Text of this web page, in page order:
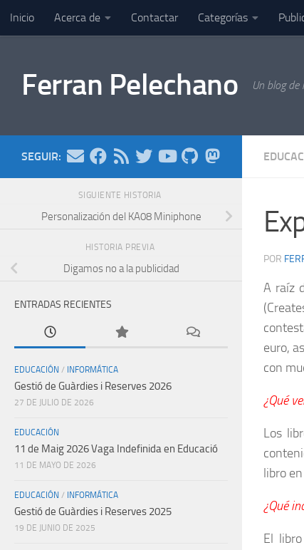
Saltar al contenido
Inicio Acerca de Contactar Categorías
Ferran Pelechano Un blog
POR
A raíz
euro,
con
¿Qué
Los
libro
¿Qué
El
SEGUIR:
SIGUIENTE HISTORIA
Personalización del KA08 Miniphone
HISTORIA PREVIA
Digamos no a la publicidad
ENTRADAS RECIENTES
EDUCACIÓN / INFORMÁTICA
Gestió de Guàrdies i Reserves 2026
27 DE JULIO DE 2026
EDUCACIÓN
11 de Maig 2026 Vaga Indefinida en Educació
11 DE MAYO DE 2026
EDUCACIÓN / INFORMÁTICA
Gestió de Guàrdies i Reserves 2025
19 DE JUNIO DE 2025